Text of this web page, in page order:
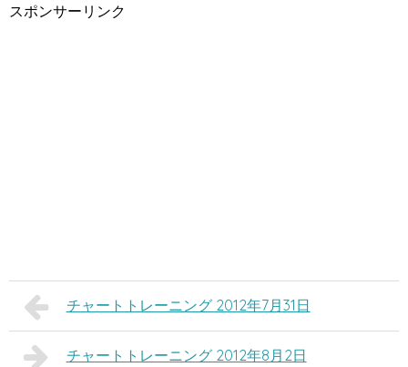
スポンサーリンク
チャートトレーニング 2012年7月31日
チャートトレーニング 2012年8月2日